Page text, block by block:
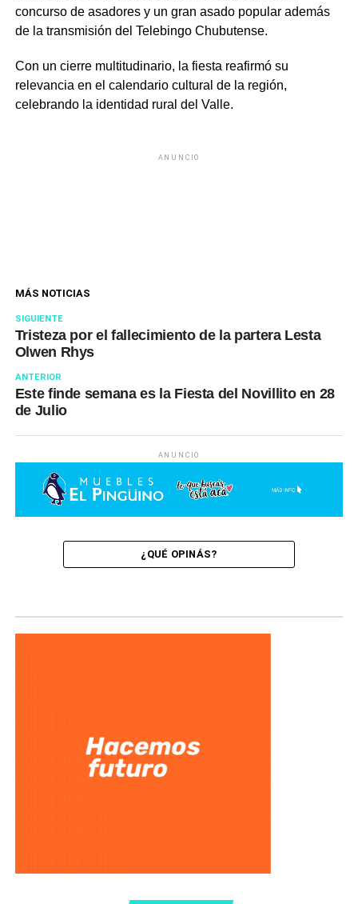
concurso de asadores y un gran asado popular además
de la transmisión del Telebingo Chubutense.
Con un cierre multitudinario, la fiesta reafirmó su
relevancia en el calendario cultural de la región,
celebrando la identidad rural del Valle.
ANUNCIO
MÁS NOTICIAS
SIGUIENTE
Tristeza por el fallecimiento de la partera Lesta
Olwen Rhys
ANTERIOR
Este finde semana es la Fiesta del Novillito en 28
de Julio
ANUNCIO
¿QUÉ OPINÁS?